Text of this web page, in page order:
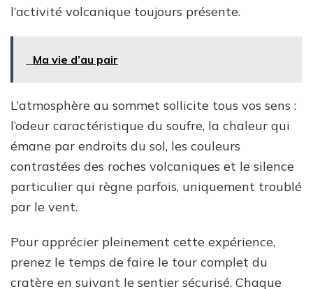
l’activité volcanique toujours présente.
Ma vie d’au pair
L’atmosphère au sommet sollicite tous vos sens :
l’odeur caractéristique du soufre, la chaleur qui
émane par endroits du sol, les couleurs
contrastées des roches volcaniques et le silence
particulier qui règne parfois, uniquement troublé
par le vent.
Pour apprécier pleinement cette expérience,
prenez le temps de faire le tour complet du
cratère en suivant le sentier sécurisé. Chaque